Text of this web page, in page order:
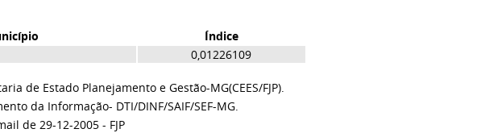
Índice
0,01226109
de Estado Planejamento e Gestão-MG(CEES/FJP).
da Informação- DTI/DINF/SAIF/SEF-MG.
de 29-12-2005 - FJP